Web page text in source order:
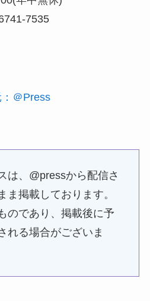
7535
＠Press
は、@pressから配信さ
ま掲載しております。
のであり、掲載後に予
れる場合がございま